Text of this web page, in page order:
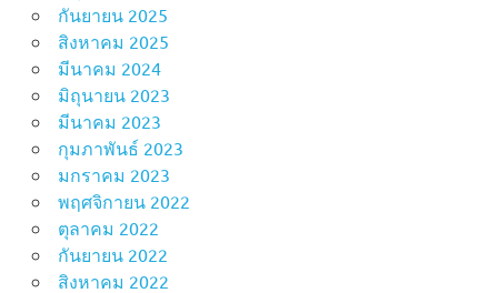
กันยายน 2025
สิงหาคม 2025
มีนาคม 2024
มิถุนายน 2023
มีนาคม 2023
กุมภาพันธ์ 2023
มกราคม 2023
พฤศจิกายน 2022
ตุลาคม 2022
กันยายน 2022
สิงหาคม 2022